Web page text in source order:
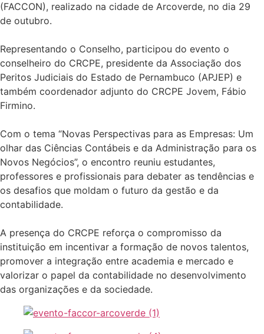
(FACCON), realizado na cidade de Arcoverde, no dia 29
de outubro.
Representando o Conselho, participou do evento o
conselheiro do CRCPE, presidente da Associação dos
Peritos Judiciais do Estado de Pernambuco (APJEP) e
também coordenador adjunto do CRCPE Jovem, Fábio
Firmino.
Com o tema “Novas Perspectivas para as Empresas: Um
olhar das Ciências Contábeis e da Administração para os
Novos Negócios”, o encontro reuniu estudantes,
professores e profissionais para debater as tendências e
os desafios que moldam o futuro da gestão e da
contabilidade.
A presença do CRCPE reforça o compromisso da
instituição em incentivar a formação de novos talentos,
promover a integração entre academia e mercado e
valorizar o papel da contabilidade no desenvolvimento
das organizações e da sociedade.